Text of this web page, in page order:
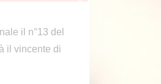
il n°13 del
il vincente di